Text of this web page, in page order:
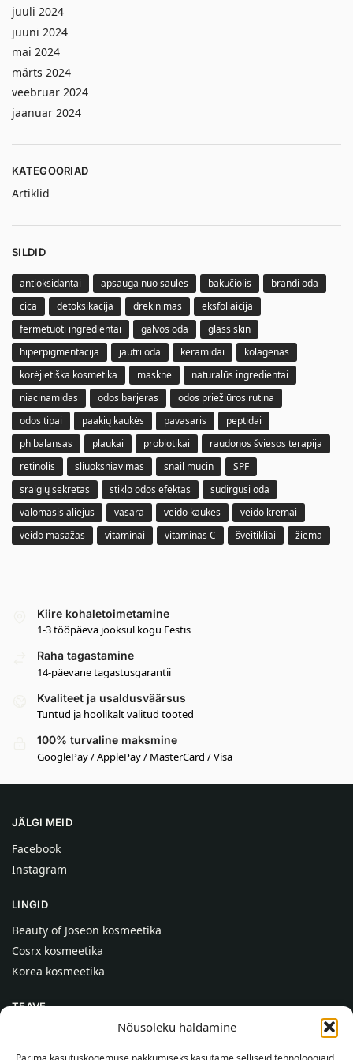
Nõusoleku haldamine
juuli 2024
juuni 2024
mai 2024
märts 2024
veebruar 2024
jaanuar 2024
KATEGOORIAD
Artiklid
SILDID
antioksidantai apsauga nuo saulės bakučiolis
brandi oda
cica
detoksikacija drėkinimas
eksfoliaicija
fermetuoti ingredientai
galvos oda
glass skin
hiperpigmentacija
jautri oda keramidai
kolagenas
korėjietiška kosmetika
masknė
naturalūs ingredientai
niacinamidas
odos barjeras
odos priežiūros rutina
odos tipai
paakių kaukės pavasaris
peptidai
ph balansas
plaukai probiotikai
raudonos šviesos terapija
retinolis
sliuoksniavimas snail mucin
SPF
sraigių sekretas
stiklo odos efektas
sudirgusi oda
valomasis aliejus
vasara veido kaukės
veido kremai
veido masažas
vitaminai vitaminas C šveitikliai žiema
Kiire kohaletoimetamine
1-3 tööpäeva jooksul kogu Eestis
Raha tagastamine
14-päevane tagastusgarantii
Kvaliteet ja usaldusväärsus
Tuntud ja hoolikalt valitud tooted
100% turvaline maksmine
GooglePay / ApplePay / MasterCard / Visa
JÄLGI MEID
Facebook
Instagram
LINGID
Beauty of Joseon kosmeetika
Cosrx kosmeetika
Korea kosmeetika
TEAVE
Kontaktid